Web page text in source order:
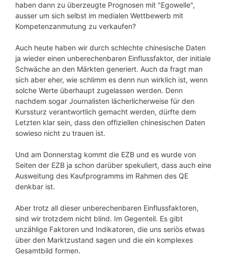
haben dann zu überzeugte Prognosen mit "Egowelle",
ausser um sich selbst im medialen Wettbewerb mit
Kompetenzanmutung zu verkaufen?
Auch heute haben wir durch schlechte chinesische Daten
ja wieder einen unberechenbaren Einflussfaktor, der initiale
Schwäche an den Märkten generiert. Auch da fragt man
sich aber eher, wie schlimm es denn nun wirklich ist, wenn
solche Werte überhaupt zugelassen werden. Denn
nachdem sogar Journalisten lächerlicherweise für den
Kurssturz verantwortlich gemacht werden, dürfte dem
Letzten klar sein, dass den offiziellen chinesischen Daten
sowieso nicht zu trauen ist.
Und am Donnerstag kommt die EZB und es wurde von
Seiten der EZB ja schon darüber spekuliert, dass auch eine
Ausweitung des Kaufprogramms im Rahmen des QE
denkbar ist.
Aber trotz all dieser unberechenbaren Einflussfaktoren,
sind wir trotzdem nicht blind. Im Gegenteil. Es gibt
unzählige Faktoren und Indikatoren, die uns seriös etwas
über den Marktzustand sagen und die ein komplexes
Gesamtbild formen.